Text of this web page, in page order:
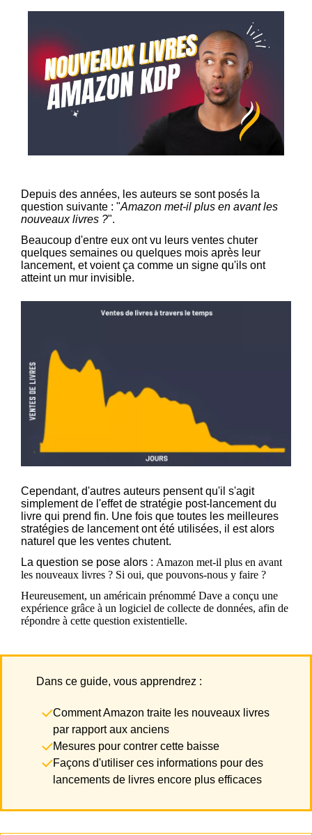
Depuis des années, les auteurs se sont posés la
question suivante : "Amazon met-il plus en avant les
nouveaux livres ?".
Beaucoup d'entre eux ont vu leurs ventes chuter
quelques semaines ou quelques mois après leur
lancement, et voient ça comme un signe qu'ils ont
atteint un mur invisible.
Cependant, d'autres auteurs pensent qu'il s'agit
simplement de l'effet de stratégie post-lancement du
livre qui prend fin. Une fois que toutes les meilleures
stratégies de lancement ont été utilisées, il est alors
naturel que les ventes chutent.
La question se pose alors : Amazon met-il plus en avant
les nouveaux livres ? Si oui, que pouvons-nous y faire ?
Heureusement, un américain prénommé Dave a conçu une
expérience grâce à un logiciel de collecte de données, afin de
répondre à cette question existentielle.
Dans ce guide, vous apprendrez :
Comment Amazon traite les nouveaux livres
par rapport aux anciens
Mesures pour contrer cette baisse
Façons d'utiliser ces informations pour des
lancements de livres encore plus efficaces